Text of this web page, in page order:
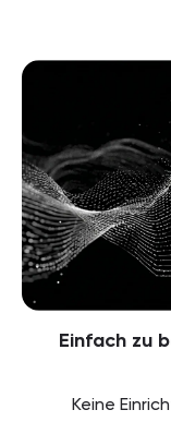
Einfach zu
Keine